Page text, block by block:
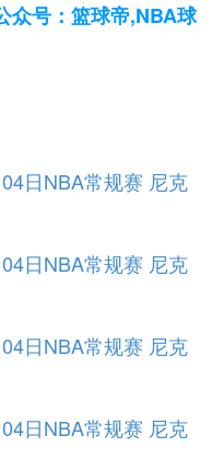
众号：篮球帝,NBA球
日NBA常规赛 尼克
日NBA常规赛 尼克
日NBA常规赛 尼克
日NBA常规赛 尼克